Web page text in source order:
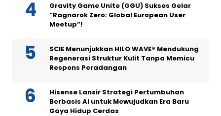
Gravity Game Unite (GGU) Sukses Gelar
“Ragnarok Zero: Global European User
Meetup”!
SCIE Menunjukkan HILO WAVE® Mendukung
Regenerasi Struktur Kulit Tanpa Memicu
Respons Peradangan
Hisense Lansir Strategi Pertumbuhan
Berbasis AI untuk Mewujudkan Era Baru
Gaya Hidup Cerdas